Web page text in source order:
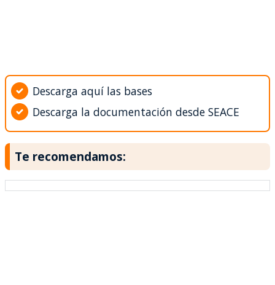
Descarga aquí las bases
Descarga la documentación desde SEACE
Te recomendamos: